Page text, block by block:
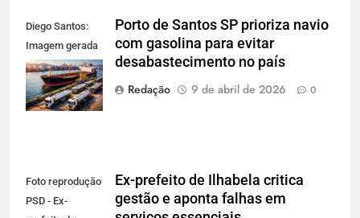
Diego Santos:
Imagem gerada
por IA para
reprodução
Porto de Santos SP prioriza navio
com gasolina para evitar
desabastecimento no país
Redação
9 de abril de 2026 0
Foto reprodução
PSD - Ex-
Ex-prefeito de Ilhabela critica
gestão e aponta falhas em